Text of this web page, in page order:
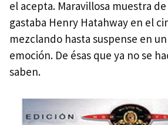
el acepta. Maravillosa muestra
gastaba Henry Hatahway en el
mezclando hasta suspense en
emoción. De ésas que ya no se
saben.